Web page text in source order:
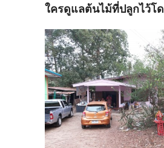
ใครดูแลต้นไม้ที่ปลูกไว้โ